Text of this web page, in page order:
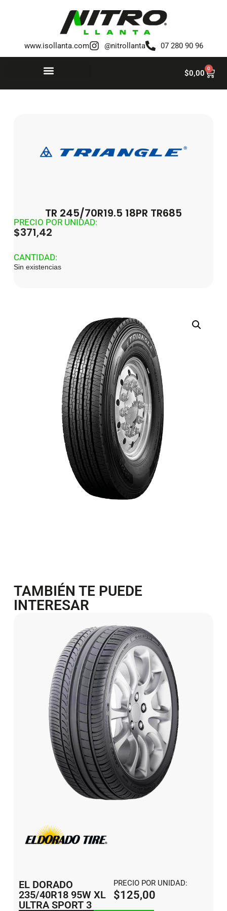
www.isollanta.com @nitrollanta 07 280 90 96
$0,00 0
TR 245/70R19.5 18PR TR685
PRECIO POR UNIDAD:
$371,42
CANTIDAD:
Sin existencias
TAMBIÉN TE PUEDE
INTERESAR
EL DORADO
235/40R18 95W XL
ULTRA SPORT 3
PRECIO POR UNIDAD:
$125,00